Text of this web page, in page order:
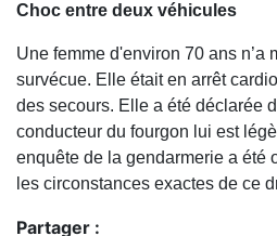
Choc entre deux véhicules
Une femme d'environ 70 ans n’a
survécue. Elle était en arrêt
des secours. Elle a été déclarée
conducteur du fourgon lui est
enquête de la gendarmerie a été
les circonstances exactes de ce
Partager :